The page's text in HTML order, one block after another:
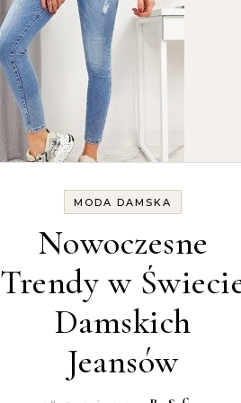
MODA DAMSKA
Nowoczesne
Trendy w
Damskich
Jeansów